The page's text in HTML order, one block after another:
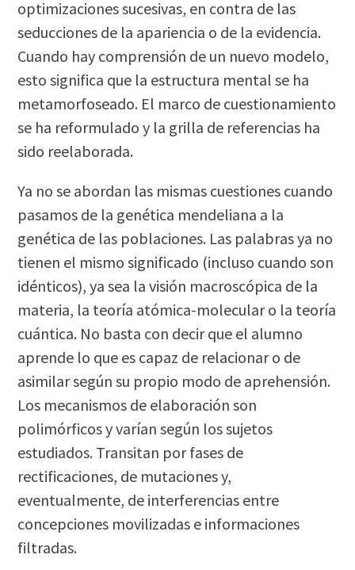
optimizaciones sucesivas, en contra de las
seducciones de la apariencia o de la evidencia.
Cuando hay comprensión de un nuevo modelo,
esto significa que la estructura mental se ha
metamorfoseado. El marco de cuestionamiento
se ha reformulado y la grilla de referencias ha
sido reelaborada.
Ya no se abordan las mismas cuestiones cuando
pasamos de la genética mendeliana a la
genética de las poblaciones. Las palabras ya no
tienen el mismo significado (incluso cuando son
idénticos), ya sea la visión macroscópica de la
materia, la teoría atómica-molecular o la teoría
cuántica. No basta con decir que el alumno
aprende lo que es capaz de relacionar o de
asimilar según su propio modo de aprehensión.
Los mecanismos de elaboración son
polimórficos y varían según los sujetos
estudiados. Transitan por fases de
rectificaciones, de mutaciones y,
eventualmente, de interferencias entre
concepciones movilizadas e informaciones
filtradas.